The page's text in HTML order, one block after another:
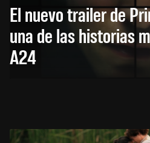
El nuevo trailer de
una de las historias
A24